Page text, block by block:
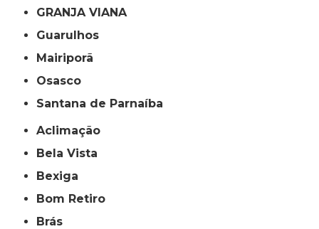
GRANJA VIANA
Guarulhos
Mairiporã
Osasco
Santana de Parnaíba
Aclimação
Bela Vista
Bexiga
Bom Retiro
Brás